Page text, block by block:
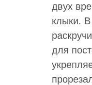
двух
клыки. В
для